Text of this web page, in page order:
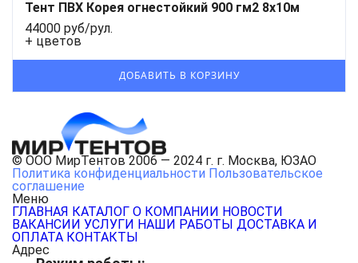
Тент ПВХ Корея огнестойкий 900 гм2 8х10м
44000 руб/рул.
+ цветов
© ООО МирТентов 2006 — 2024 г. г. Москва, ЮЗАО
Политика конфиденциальности Пользовательское
соглашение
Меню
ГЛАВНАЯ КАТАЛОГ О КОМПАНИИ НОВОСТИ
ВАКАНСИИ УСЛУГИ НАШИ РАБОТЫ ДОСТАВКА И
ОПЛАТА КОНТАКТЫ
Адрес